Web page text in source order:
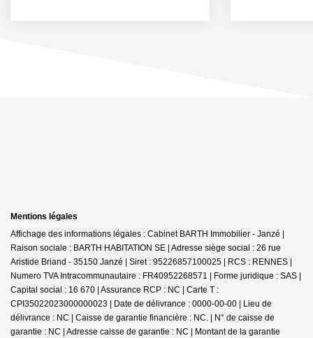
Mentions légales
Affichage des informations légales : Cabinet BARTH Immobilier - Janzé |
Raison sociale : BARTH HABITATION SE | Adresse siège social : 26 rue
Aristide Briand - 35150 Janzé | Siret : 95226857100025 | RCS : RENNES |
Numero TVA Intracommunautaire : FR40952268571 | Forme juridique : SAS |
Capital social : 16 670 | Assurance RCP : NC | Carte T :
CPI35022023000000023 | Date de délivrance : 0000-00-00 | Lieu de
délivrance : NC | Caisse de garantie financière : NC. | N° de caisse de
garantie : NC | Adresse caisse de garantie : NC | Montant de la garantie